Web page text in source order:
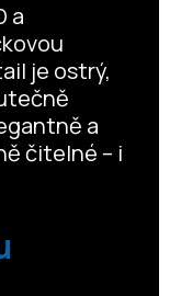
a
je ostrý,
a
čitelné – i